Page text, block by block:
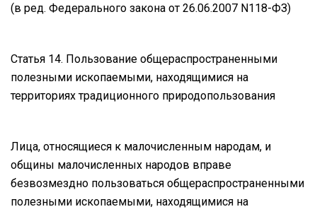
(в ред. Федерального закона от 26.06.2007 N118-ФЗ)
Статья 14. Пользование общераспространенными
полезными ископаемыми, находящимися на
территориях традиционного природопользования
Лица, относящиеся к малочисленным народам, и
общины малочисленных народов вправе
безвозмездно пользоваться общераспространенными
полезными ископаемыми, находящимися на